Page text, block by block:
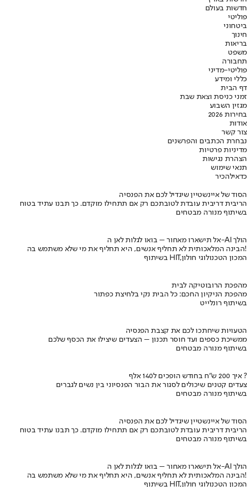
חדשות בעולם
פוליטי
ביטחוני
חינוך
בריאות
משפט
תחבורה
פוליטי-מדיני
כללי ומידע
דף הבית
זמני כניסת וצאת שבת
מגזין השבוע
בחירות 2026
אודות
צור קשר
נבחרת הכתבים והפרשנים
מדיניות פרטיות
הצהרת נגישות
תנאי שימוש
כדאילהכיר
הסוד של איינשטיין שיגדיל לכם את הפנסיה
הריבית דריבית עובדת לטובתכם רק אם תתחילו מוקדם. כך תבנו עתיד בטוח
בשיתוף מנורה מבטחים
אל תישארו מאחור – בואו לגלות לאן ה-AI הולך
הבינה המלאכותית לא תחליף אנשים, היא תחליף את מי שלא משתמש בה!
בשיתוף HIT,המכון הטכנולוגי חולון
מהפכת הרובוטיקה לבית
מהפכת הניקיון החכם: כל הבית נקי בלחיצת כפתור
בשיתוף רונלייט
הטעויות שיחתכו לכם את קצבת הפנסיה
ממשיכת כספים ועד חוסר תכנון – הצעדים שיצילו את הכסף שלכם
בשיתוף מנורה מבטחים
איך 200 ש"ח בחודש הופכים ל140 אלף ?
צעדים קטנים שיכולים לסגור את הבור הפנסיוני בין נשים לגברים
בשיתוף מנורה מבטחים
הסוד של איינשטיין שיגדיל לכם את הפנסיה
הריבית דריבית עובדת לטובתכם רק אם תתחילו מוקדם. כך תבנו עתיד בטוח
בשיתוף מנורה מבטחים
אל תישארו מאחור – בואו לגלות לאן ה-AI הולך
הבינה המלאכותית לא תחליף אנשים, היא תחליף את מי שלא משתמש בה!
בשיתוף HIT,המכון הטכנולוגי חולון